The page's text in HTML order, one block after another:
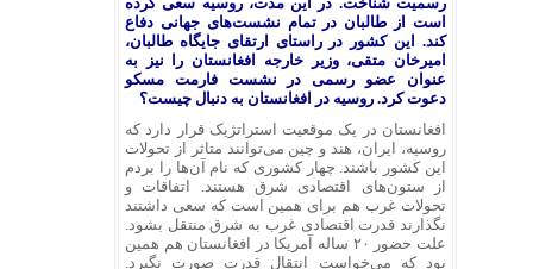
است از طالبان در تمام نشست‌های جهانی دفاع
کند. این کشور در راستای ارتقای جایگاه طالبان،
امیرخان متقی، وزیر خارجه افغانستان را نیز به
عنوان عضو رسمی در نشست فارمت مسکو
دعوت کرد. روسیه در افغانستان به دنبال چیست؟
افغانستان در یک موقعیت استراتژیک قرار دارد که
روسیه، ایران، هند و چین می‌توانند متاثر از تحولات
این کشور باشند. چهار کشوری که نام آن‌ها را بردم
از ستون‌های اقتصادی شرق هستند. اتفاقات و
تحولات غرب هم برای همین است که سعی داشتند
نگذارند قدرت اقتصادی غرب به شرق منتقل بشود.
علت حضور ۲۰ ساله آمریکا در افغانستان هم همین
بود که می‌خواست انتقال قدرت صورت نگیرد.